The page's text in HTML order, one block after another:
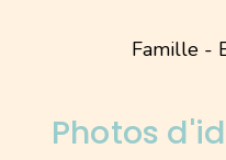
Famille -
Photos